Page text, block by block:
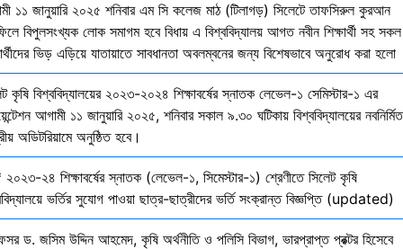
১১ জানুয়ারি ২০২৫ শনিবার এম সি কলেজ মাঠ (টিলাগড়) সিলেটে তাফসিরুল কুরআন
বিপুলসংখ্যক লোক সমাগম হবে বিধায় এ বিশ্ববিদ্যালয় আগত নবীন শিক্ষার্থী সহ সকল
ভিড় এড়িয়ে যাতায়াতে সাবধানতা অবলম্বনের জন্য বিশেষভাবে অনুরোধ করা হলো
কৃষি বিশ্ববিদ্যালয়ের ২০২৩-২০২৪ শিক্ষাবর্ষের স্নাতক লেভেল-১ সেমিস্টার-১ এর
আগামী ১১ জানুয়ারি ২০২৫, শনিবার সকাল ৯.৩০ ঘটিকায় বিশ্ববিদ্যালয়ের নবনির্মিত
অডিটরিয়ামে অনুষ্ঠিত হবে।
২৪ শিক্ষাবর্ষের স্নাতক (লেভেল-১, সিমেস্টার-১) শ্রেণীতে সিলেট কৃষি
ভর্তির সুযোগ পাওয়া ছাত্র-ছাত্রীদের ভর্তি সংক্রান্ত বিজ্ঞপ্তি (updated)
ড. জসিম উদ্দিন আহমেদ, কৃষি অর্থনীতি ও পলিসি বিভাগ, ভারপ্রাপ্ত প্রক্টর হিসেবে